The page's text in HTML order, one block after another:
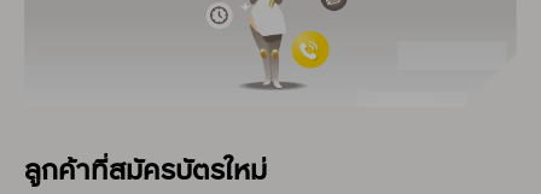
ลูกค้าที่สมัครบัตรใหม่